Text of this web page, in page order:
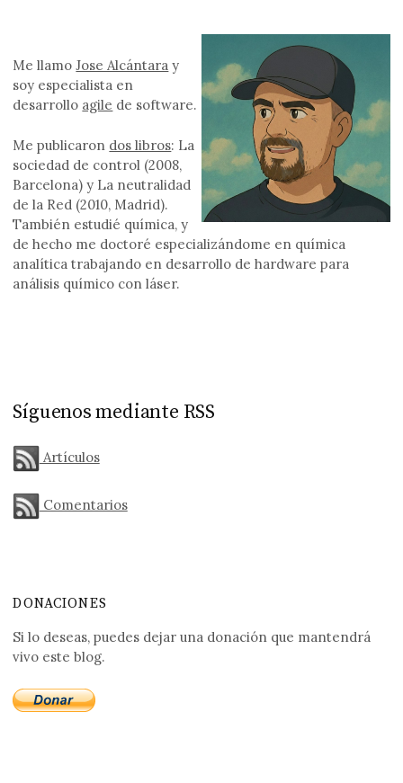
Me llamoJose Alcántara y
soy especialista en
desarrollo agile de software.
Me publicaron dos libros: La
sociedad de control (2008,
Barcelona) y La neutralidad
de la Red (2010, Madrid).
También estudié química, y
de hecho me doctoré especializándome en química
analítica trabajando en desarrollo de hardware para
análisis químico con láser.
Síguenos mediante RSS
Artículos
Comentarios
DONACIONES
Si lo deseas, puedes dejar una donación que mantendrá
vivo este blog.